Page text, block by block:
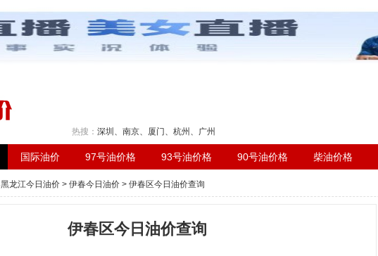
热搜： 深圳 、 南京、 厦门、 杭州 、 广州
国际油价 97号油价格 93号油价格 90号油价格 柴油价格
黑龙江今日油价 > 伊春今日油价 > 伊春区今日油价查询
伊春区今日油价查询